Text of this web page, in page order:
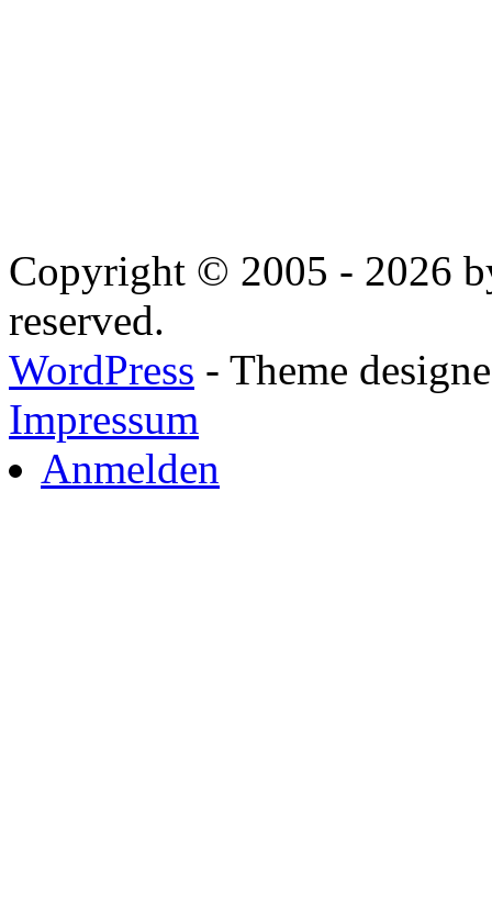
Copyright © 2005 - 2026
reserved.
WordPress - Theme
Impressum
Anmelden